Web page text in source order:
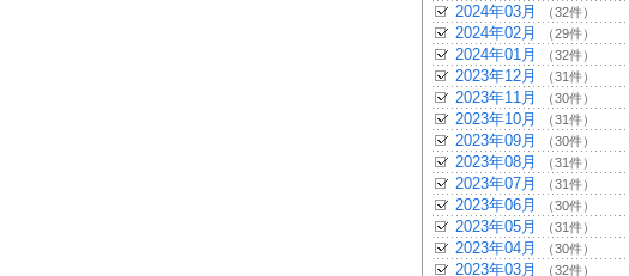
2024年03月 （32件）
2024年02月 （29件）
2024年01月 （32件）
2023年12月 （31件）
2023年11月 （30件）
2023年10月 （31件）
2023年09月 （30件）
2023年08月 （31件）
2023年07月 （31件）
2023年06月 （30件）
2023年05月 （31件）
2023年04月 （30件）
2023年03月 （32件）